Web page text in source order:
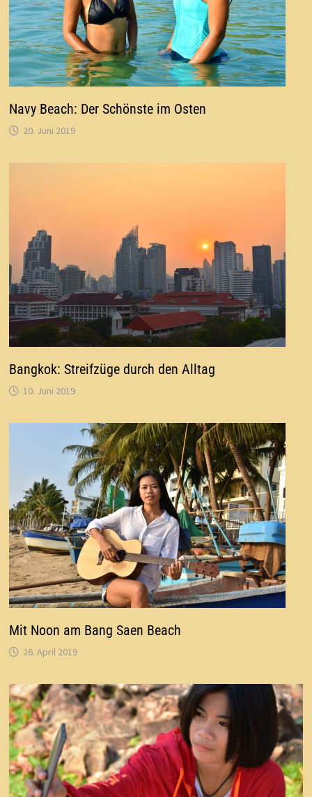
Navy Beach: Der Schönste im Osten
20. Juni 2019
Bangkok: Streifzüge durch den Alltag
10. Juni 2019
Mit Noon am Bang Saen Beach
26. April 2019